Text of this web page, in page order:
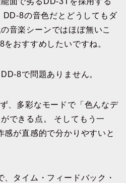
DD-8の音色だとどうしてもダ
音楽シーンではほぼ無いこ
おすすめしたいですね。
8で問題ありません。
、多彩なモードで「色んなデ
できる点。 そしてもう一
が直感的で分かりやすいと
タイム・フィードバック・